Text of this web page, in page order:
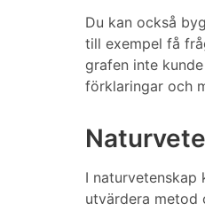
Du kan också
till exempel få
grafen inte
förklaringar och
I naturvetenskap
utvärdera metod